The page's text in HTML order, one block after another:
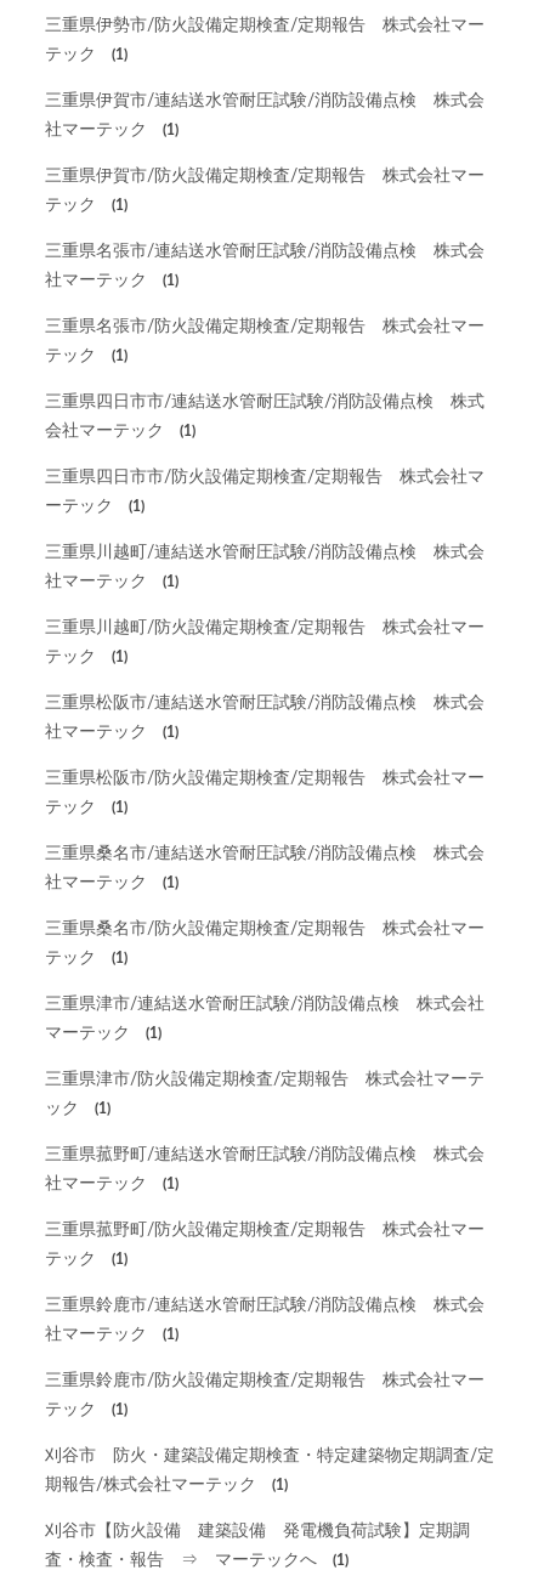
三重県伊勢市/防火設備定期検査/定期報告 株式会社マー
テック
(1)
三重県伊賀市/連結送水管耐圧試験/消防設備点検 株式会
社マーテック
(1)
三重県伊賀市/防火設備定期検査/定期報告 株式会社マー
テック
(1)
三重県名張市/連結送水管耐圧試験/消防設備点検 株式会
社マーテック
(1)
三重県名張市/防火設備定期検査/定期報告 株式会社マー
テック
(1)
三重県四日市市/連結送水管耐圧試験/消防設備点検 株式
会社マーテック
(1)
三重県四日市市/防火設備定期検査/定期報告 株式会社マ
ーテック
(1)
三重県川越町/連結送水管耐圧試験/消防設備点検 株式会
社マーテック
(1)
三重県川越町/防火設備定期検査/定期報告 株式会社マー
テック
(1)
三重県松阪市/連結送水管耐圧試験/消防設備点検 株式会
社マーテック
(1)
三重県松阪市/防火設備定期検査/定期報告 株式会社マー
テック
(1)
三重県桑名市/連結送水管耐圧試験/消防設備点検 株式会
社マーテック
(1)
三重県桑名市/防火設備定期検査/定期報告 株式会社マー
テック
(1)
三重県津市/連結送水管耐圧試験/消防設備点検 株式会社
マーテック
(1)
三重県津市/防火設備定期検査/定期報告 株式会社マーテ
ック
(1)
三重県菰野町/連結送水管耐圧試験/消防設備点検 株式会
社マーテック
(1)
三重県菰野町/防火設備定期検査/定期報告 株式会社マー
テック
(1)
三重県鈴鹿市/連結送水管耐圧試験/消防設備点検 株式会
社マーテック
(1)
三重県鈴鹿市/防火設備定期検査/定期報告 株式会社マー
テック
(1)
刈谷市 防火・建築設備定期検査・特定建築物定期調査/定
期報告/株式会社マーテック
(1)
刈谷市【防火設備 建築設備 発電機負荷試験】定期調
査・検査・報告 ⇒ マーテックへ
(1)